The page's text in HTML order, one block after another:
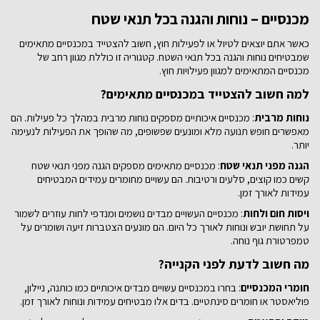
את
האפשרויות
בעמוד
המוצר
את
האפשרויות
בעמוד
המוצר
מכנסיים – נוחות והגנה בכל תנאי שטח
כאשר אתם יוצאים לטיול או לפעילות חוץ, חשוב להצטייד במכנסיים מתאימים
שמבטיחים נוחות והגנה בכל תנאי השטח. קטגוריה זו כוללת מגוון רחב של
מכנסיים המתאימים למגוון פעילויות חוץ.
למה חשוב להצטייד במכנסיים מתאימים?
נוחות מרבית: מכנסיים איכותיים מספקים נוחות מרבית במהלך כל פעילות. הם
מאפשרים חופש תנועה מלא ומונעים שפשופים, מה שהופך את הפעילות לנעימה
יותר.
הגנה מפני תנאי שטח: מכנסיים מתאימים מספקים הגנה מפני תנאי שטח
קשים כמו קוצים, סלעים ורטיבות. הם עשויים מחומרים עמידים המבטיחים
עמידות לאורך זמן.
ויסות חום ולחות: מכנסיים העשויים מבדים נושמים ומנדפי לחות עוזרים לשמור
על תחושת יובש ונוחות לאורך כל היום. הם מונעים הצטברות זיעה ושומרים על
טמפרטורת גוף נוחה.
מה חשוב לדעת לפני הקנייה?
חומרי המכנסיים: בחרו במכנסיים עשויים מבדים איכותיים כמו כותנה, ניילון,
פוליאסטר או חומרים סינתטיים. בדים אלו מבטיחים עמידות ונוחות לאורך זמן.